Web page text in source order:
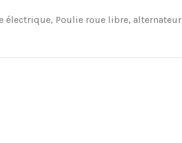
électrique, Poulie roue libre, alternateur